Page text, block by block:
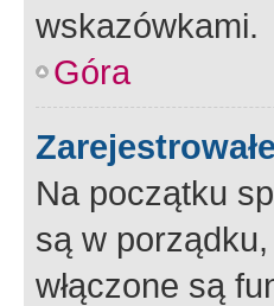
wskazówkami.
Góra
Na początku
są w
włączone są